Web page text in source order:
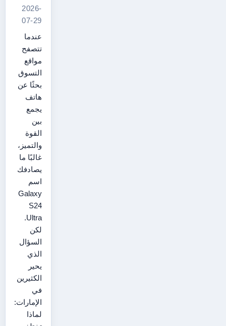
2026-
07-29
عندما
تتصفح
مواقع
التسوق
بحثًا عن
هاتف
يجمع
بين
القوة
والتميز،
غالبًا ما
يصادفك
اسم
Galaxy
S24
Ultra.
لكن
السؤال
الذي
يحير
الكثيرين
في
الإمارات:
لماذا